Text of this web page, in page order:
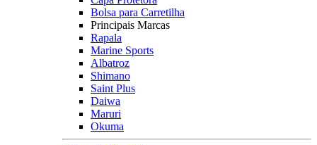
Bolsa para Carretilha
Principais Marcas
Rapala
Marine Sports
Albatroz
Shimano
Saint Plus
Daiwa
Maruri
Okuma